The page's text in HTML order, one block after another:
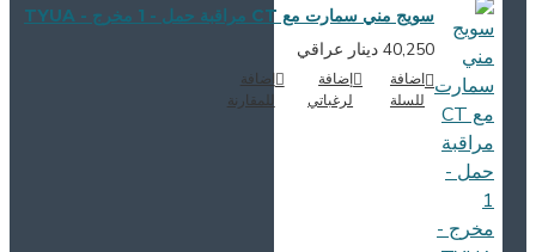
سويج مني سمارت مع CT مراقبة حمل - 1 مخرج - TYUA
40,250 دينار عراقي
اضافة
للسلة
إضافة
لرغباتي
اضافة
للمقارنة